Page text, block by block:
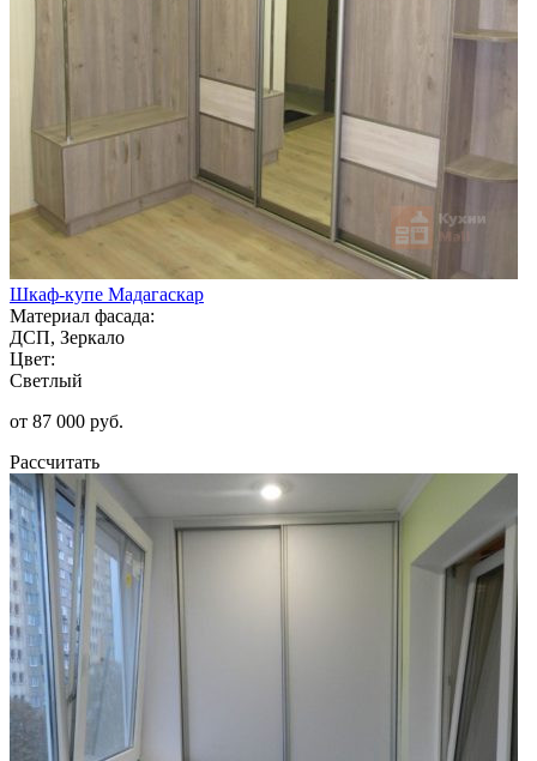
Шкаф-купе Мадагаскар
Материал фасада:
ДСП, Зеркало
Цвет:
Светлый
от 87 000 руб.
Рассчитать